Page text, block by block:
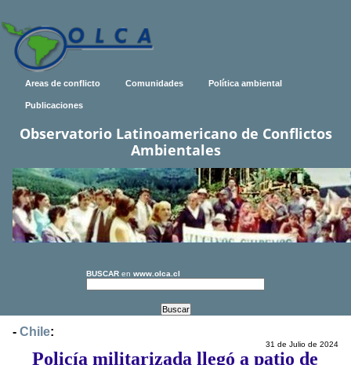
Areas de conflicto Comunidades Política ambiental
Publicaciones
Observatorio Latinoamericano de Conflictos
Ambientales
BUSCAR en www.olca.cl
- Chile:
31 de Julio de 2024
Policía militarizada llegó a patio de